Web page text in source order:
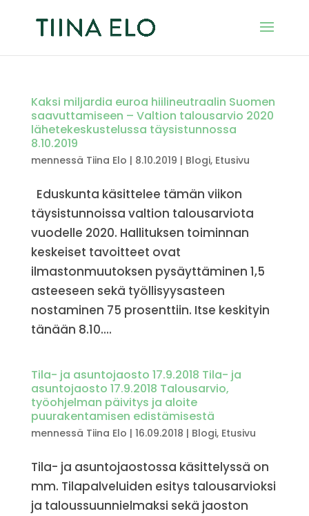
Kaksi miljardia euroa hiilineutraalin Suomen
saavuttamiseen – Valtion talousarvio 2020
lähetekeskustelussa täysistunnossa
8.10.2019
mennessä Tiina Elo | 8.10.2019 | Blogi, Etusivu
Eduskunta käsittelee tämän viikon
täysistunnoissa valtion talousarviota
vuodelle 2020. Hallituksen toiminnan
keskeiset tavoitteet ovat
ilmastonmuutoksen pysäyttäminen 1,5
asteeseen sekä työllisyysasteen
nostaminen 75 prosenttiin. Itse keskityin
tänään 8.10....
Tila- ja asuntojaosto 17.9.2018 Tila- ja
asuntojaosto 17.9.2018 Talousarvio,
työohjelman päivitys ja aloite
puurakentamisen edistämisestä
mennessä Tiina Elo | 16.09.2018 | Blogi, Etusivu
Tila- ja asuntojaostossa käsittelyssä on
mm. Tilapalveluiden esitys talousarvioksi
ja taloussuunnielmaksi sekä jaoston